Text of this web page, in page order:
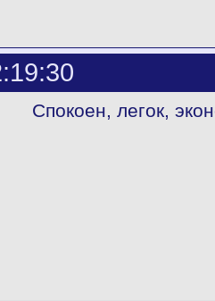
Спокоен, легок,